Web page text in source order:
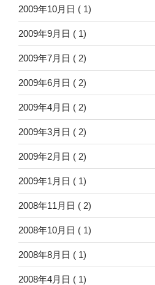
2009年10月日 ( 1)
2009年9月日 ( 1)
2009年7月日 ( 2)
2009年6月日 ( 2)
2009年4月日 ( 2)
2009年3月日 ( 2)
2009年2月日 ( 2)
2009年1月日 ( 1)
2008年11月日 ( 2)
2008年10月日 ( 1)
2008年8月日 ( 1)
2008年4月日 ( 1)